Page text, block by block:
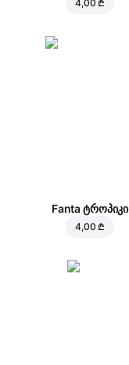
4,00 ₾
Fanta ტროპიკი
4,00 ₾